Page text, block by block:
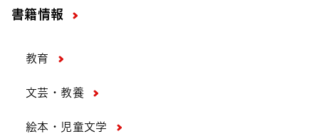
書籍情報
教育
文芸・教養
絵本・児童文学